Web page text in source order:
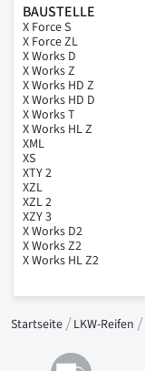
BAUSTELLE
X Force S
X Force ZL
X Works D
X Works Z
X Works HD Z
X Works HD D
X Works T
X Works HL Z
XML
XS
XTY 2
XZL
XZL 2
XZY 3
X Works D2
X Works Z2
X Works HL Z2
Startseite LKW-Reifen